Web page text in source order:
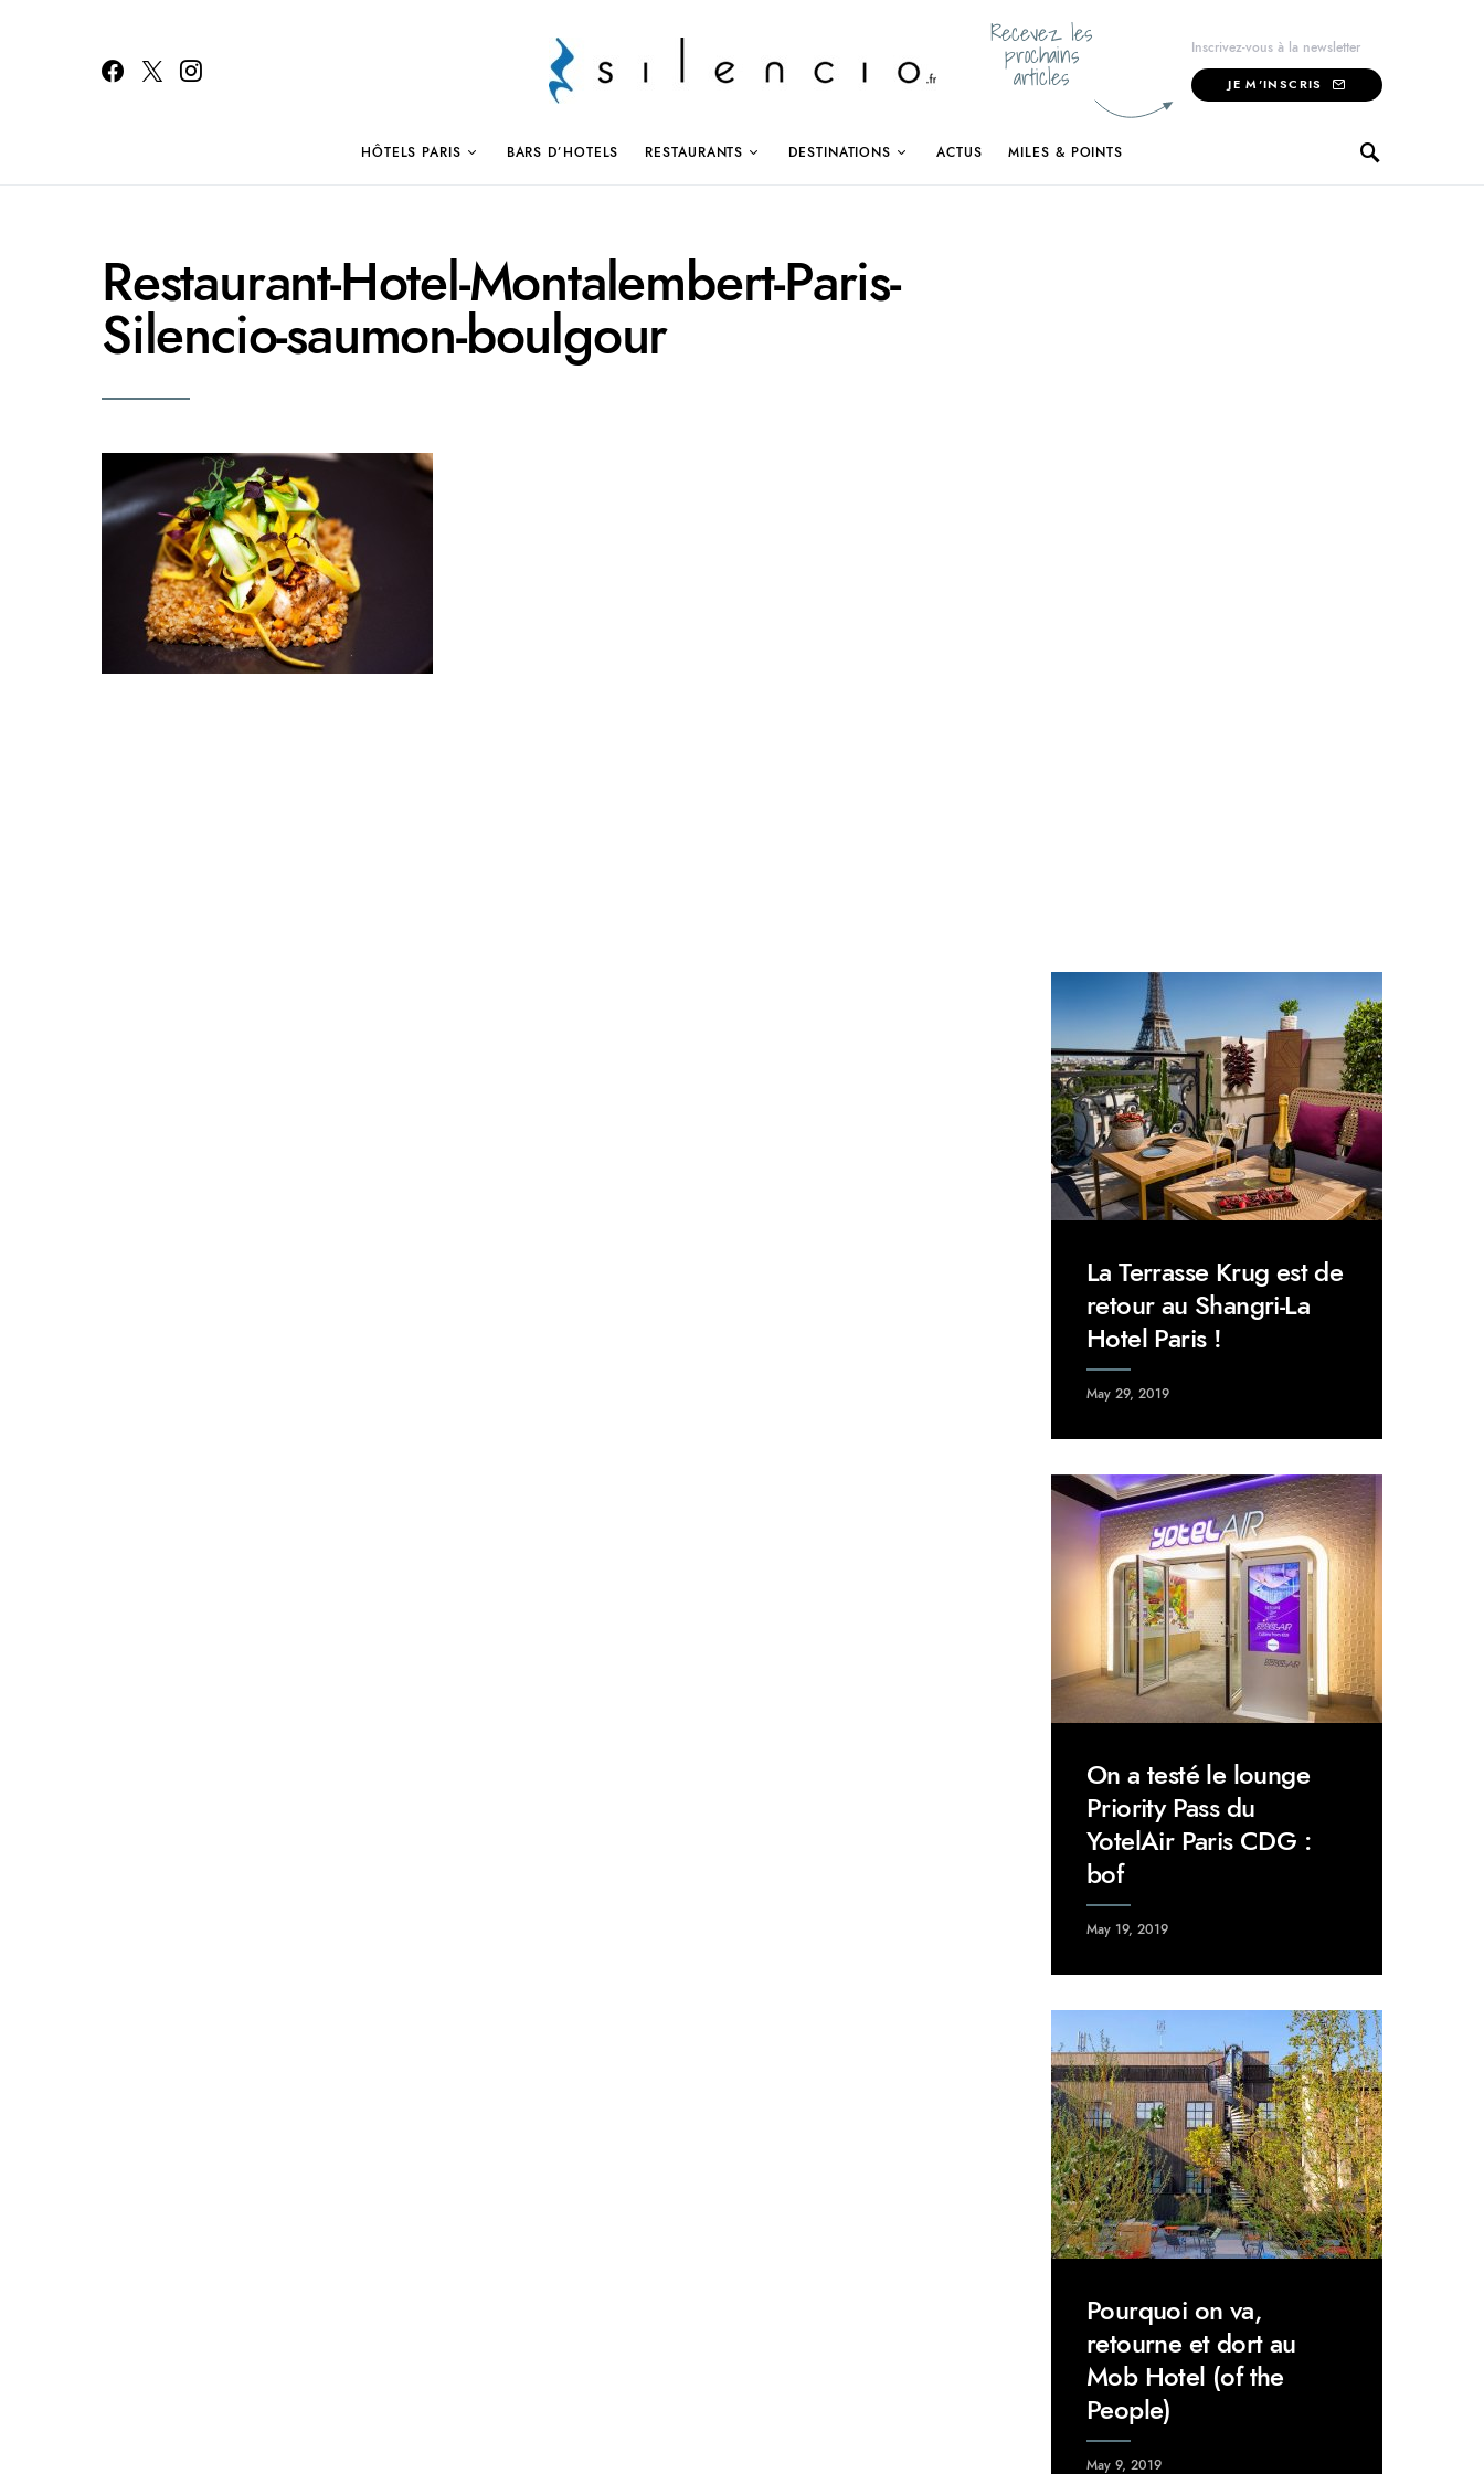
Recevez les
prochains
articles
Inscrivez-vous à la newsletter
JE M'INSCRIS
HÔTELS PARIS BARS D’HOTELS RESTAURANTS DESTINATIONS ACTUS MILES & POINTS
Restaurant-Hotel-Montalembert-Paris-
Silencio-saumon-boulgour
La Terrasse Krug est de
retour au Shangri-La
Hotel Paris !
May 29, 2019
On a testé le lounge
Priority Pass du
YotelAir Paris CDG :
bof
May 19, 2019
Pourquoi on va,
retourne et dort au
Mob Hotel (of the
People)
May 9, 2019